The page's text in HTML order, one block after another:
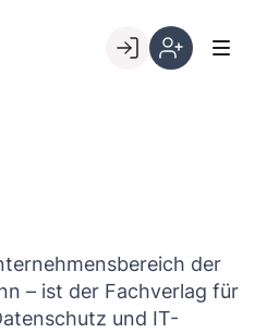
der
– ist der Fachverlag für
und IT-